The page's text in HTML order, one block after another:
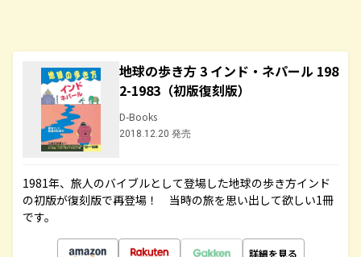
地球の歩き方 3 インド・ネパール 198
2-1983（初版復刻版）
D-Books
2018.12.20 発売
1981年、旅人のバイブルとして登場した地球の歩き方インド
の初版が復刻版で再登場！ 当時の旅を思い出して欲しい1冊
です。
詳細を見る